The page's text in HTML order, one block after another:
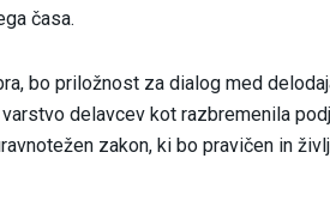
časa.
bo priložnost za dialog med
delavcev kot razbremenila
zakon, ki bo pravičen in